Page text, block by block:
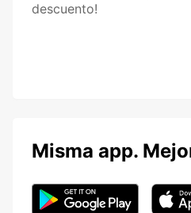
descuento!
Misma app.